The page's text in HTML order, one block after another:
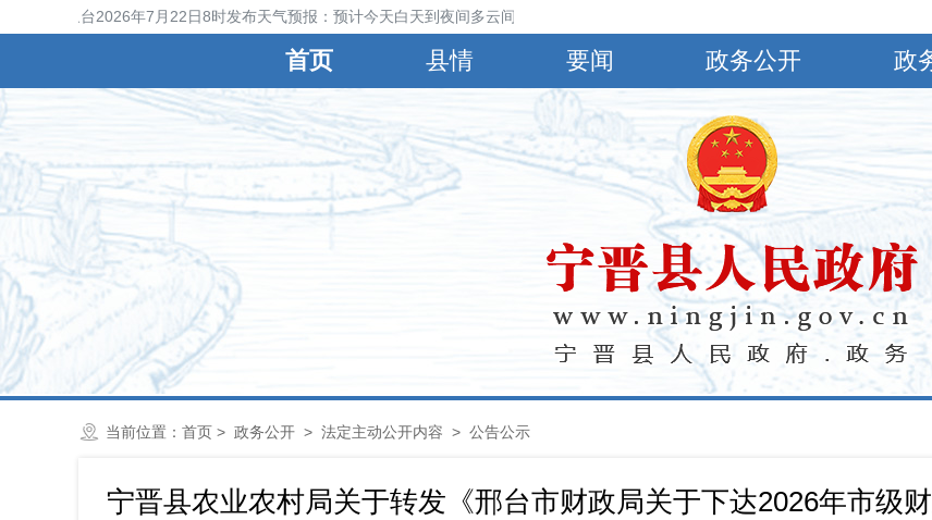
晋县气象台2026年7月22日8时发布天气预报：预计今天白天到夜间多云间阴，有小到中雨，偏南风4～5级，阵风6～8级，最高气温30℃
首页 县情 要闻 政务公开 政
当前位置： 首页 > 政务公开 > 法定主动公开内容 > 公告公示
宁晋县农业农村局关于转发《邢台市财政局关于下达2026年市级